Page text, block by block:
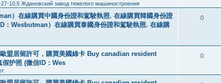
10,5 Ждановский завод тяжелого машиностроения
）在線購買中國身份證和駕駛執照. 在線購買韓國身份證
：Wesbutman）在線購買泰國身份證和駕駛執照. 在線購
0
盟居留許可，購買美國綠卡 Buy canadian resident
护照 (微信ID：Wes
0